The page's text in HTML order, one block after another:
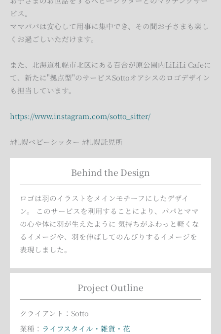
ビス。
ママパパは安心して用事に集中でき、その間お子さまも楽し
くお過ごしいただけます。
また、北海道札幌市北区にある百合が原公園内LiLiLi Cafeに
て、新たに"拠点型"のサービスSottoオアシスのロゴデザイン
も担当しています。
https://www.instagram.com/sotto_sitter/
#札幌ベビーシッター #札幌託児所
Behind the Design
ロゴは羽のイラストをメインモチーフにしたデザイ
ン。 このサービスを利用することにより、パパとママ
の心や体に羽が生えたように 気持ちがふわっと軽くな
るイメージや、羽を伸ばしてのんびりするイメージを
表現しました。
Project Outline
クライアント：Sotto
業種： ライフスタイル・雑貨・花